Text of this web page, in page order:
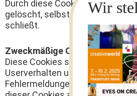
Durch diese Cookies wird der
gelöscht, selbst wenn der User
schließt.
Zweckmäßige Cookies
Diese Cookies sammeln Infos
Userverhalten und ob der User
Fehlermeldungen bekommt.